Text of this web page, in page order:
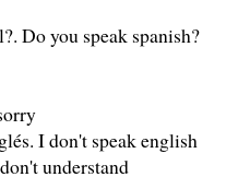
Do you speak spanish?
I don't speak english
understand